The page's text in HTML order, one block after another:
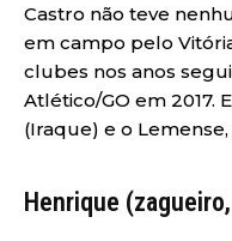
Castro não teve
em campo pelo
clubes nos anos
Atlético/GO em 2017.
(Iraque) e o
Henrique